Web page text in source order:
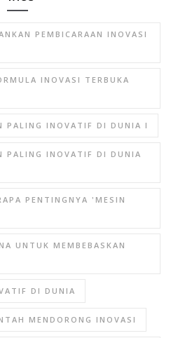
PEMBICARAAN INOVASI
INOVASI TERBUKA
PALING INOVATIF DI DUNIA I
PALING INOVATIF DI DUNIA
PENTINGNYA 'MESIN
UNTUK MEMBEBASKAN
DI DUNIA
MENDORONG INOVASI